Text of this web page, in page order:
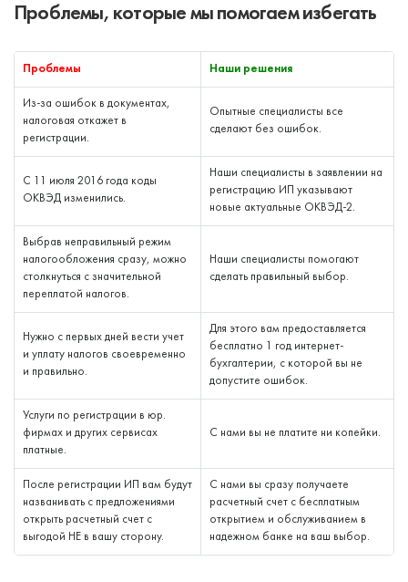
Проблемы, которые мы помогаем избегать
Проблемы Наши решения
Из-за ошибок в документах,
налоговая откажет в
регистрации.
Опытные специалисты все
сделают без ошибок.
С 11 июля 2016 года коды
ОКВЭД изменились.
Наши специалисты в заявлении на
регистрацию ИП указывают
новые актуальные ОКВЭД-2.
Выбрав неправильный режим
налогообложения сразу, можно
столкнуться с значительной
переплатой налогов.
Наши специалисты помогают
сделать правильный выбор.
Нужно с первых дней вести учет
и уплату налогов своевременно
и правильно.
Для этого вам предоставляется
бесплатно 1 год интернет-
бухгалтерии, с которой вы не
допустите ошибок.
Услуги по регистрации в юр.
фирмах и других сервисах
платные.
С нами вы не платите ни копейки.
После регистрации ИП вам будут
названивать с предложениями
открыть расчетный счет с
выгодой НЕ в вашу сторону.
С нами вы сразу получаете
расчетный счет с бесплатным
открытием и обслуживанием в
надежном банке на ваш выбор.